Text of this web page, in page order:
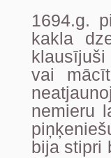
1694.g.
kakla
vai
nemieru
bija stipri